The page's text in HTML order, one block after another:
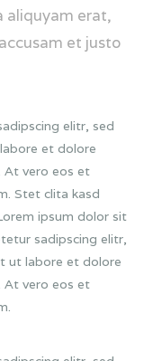
aliquyam erat,
et justo
elitr, sed
et dolore
At vero eos et
Stet clita kasd
ipsum dolor sit
sadipscing elitr,
ut labore et dolore
At vero eos et